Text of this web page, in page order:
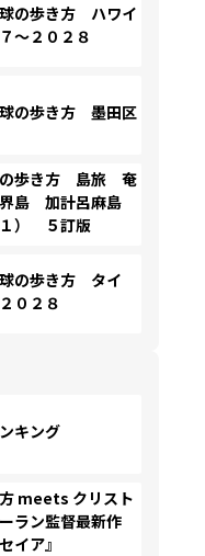
の歩き方 ハワイ
～２０２８
の歩き方 墨田区
歩き方 島旅 奄
島 加計呂麻島
１） ５訂版
の歩き方 タイ
０２８
キング
meets クリスト
ラン監督最新作
イア』